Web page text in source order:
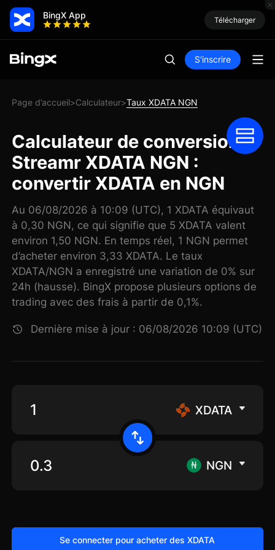
BingX App Télécharger
S'inscrire
Page d’accueil>Calculateur>Taux XDATA NGN
Calculateur de conversion
Streamr XDATA NGN :
convertir XDATA en NGN
Au 06/08/2026 à 10:09 (UTC), 1 XDATA équivaut
à 0,30 NGN, ce qui signifie que 5 XDATA valent
environ 1,50 NGN. En temps réel, 1 NGN permet
d’acheter environ 3,33 XDATA. Le taux
XDATA/NGN a enregistré une variation de 0% sur
24h (hausse). BingX propose plusieurs options de
trading avec des frais à partir de 0,1%.
Dernière mise à jour : 06/08/2026 10:09 (UTC)
XDATA
NGN
Se connecter pour acheter des XDATA